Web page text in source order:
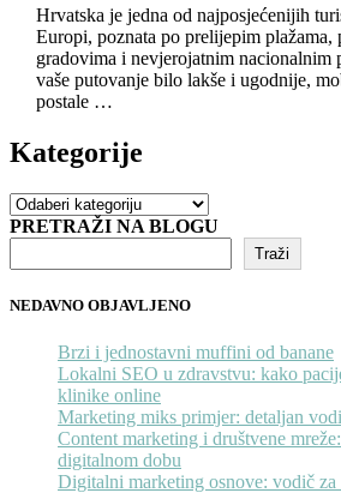
Hrvatska je jedna od najposjećenijih
Europi, poznata po prelijepim plažama,
gradovima i nevjerojatnim nacionalnim
vaše putovanje bilo lakše i ugodnije,
postale …
Kategorije
Kategorije
PRETRAŽI NA BLOGU
Traži
NEDAVNO OBJAVLJENO
Brzi i jednostavni muffini od banane
Lokalni SEO u zdravstvu: kako
klinike online
Marketing miks primjer: detaljan
Content marketing i društvene
digitalnom dobu
Digitalni marketing osnove: vodič za